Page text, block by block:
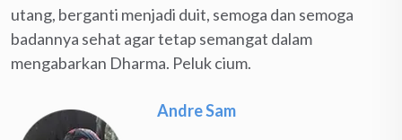
utang, berganti menjadi duit, semoga dan semoga
badannya sehat agar tetap semangat dalam
mengabarkan Dharma. Peluk cium.
Andre Sam